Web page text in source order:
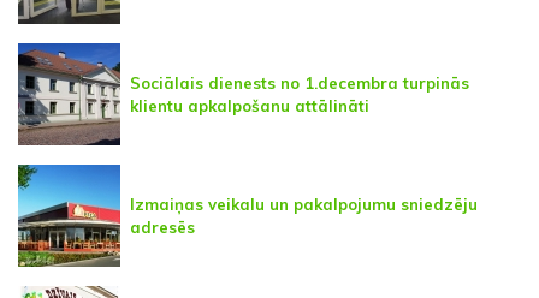
Sociālais dienests no 1.decembra turpinās
klientu apkalpošanu attālināti
Izmaiņas veikalu un pakalpojumu sniedzēju
adresēs